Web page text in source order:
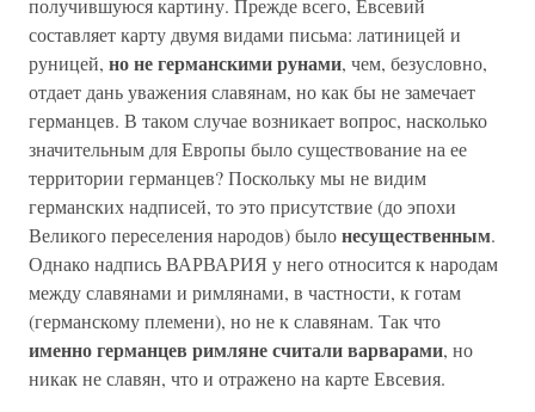
получившуюся картину. Прежде всего, Евсевий
составляет карту двумя видами письма: латиницей и
руницей, но не германскими рунами, чем, безусловно,
отдает дань уважения славянам, но как бы не замечает
германцев. В таком случае возникает вопрос, насколько
значительным для Европы было существование на ее
территории германцев? Поскольку мы не видим
германских надписей, то это присутствие (до эпохи
Великого переселения народов) былонесущественным.
Однако надпись ВАРВАРИЯ у него относится к народам
между славянами и римлянами, в частности, к готам
(германскому племени), но не к славянам. Так что
именно германцев римляне считали варварами, но
никак не славян, что и отражено на карте Евсевия.